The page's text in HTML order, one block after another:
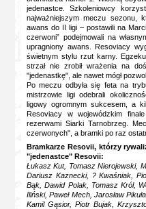
jedenastce. Szkoleniowcy
najważniejszym meczu sezonu,
awans do II ligi – postawili na
czerwoni” podejmowali na
upragniony awans. Resoviacy
świetnym stylu rzut karny.
strzał nie zrobił wrażenia na
"jedenastkę", ale nawet mógł
Po meczu odbyła się feta na
mistrzowie ligi odebrali
ligowy ogromnym sukcesem, a
Resoviacy w wojewódzkim
rezerwami Siarki Tarnobrzeg.
czerwonych", a bramki po raz
Bramkarze Resovii, którzy
"jedenastce" Resovii:
Łukasz Kut, Tomasz Nierojewski,
Dariusz Kaznecki, ? Kwaśniak,
Bąk, Dawid Polak, Tomasz Król,
Iliński, Paweł Mech, Jarosław
Kamil Gąsior, Piotr Bujak,